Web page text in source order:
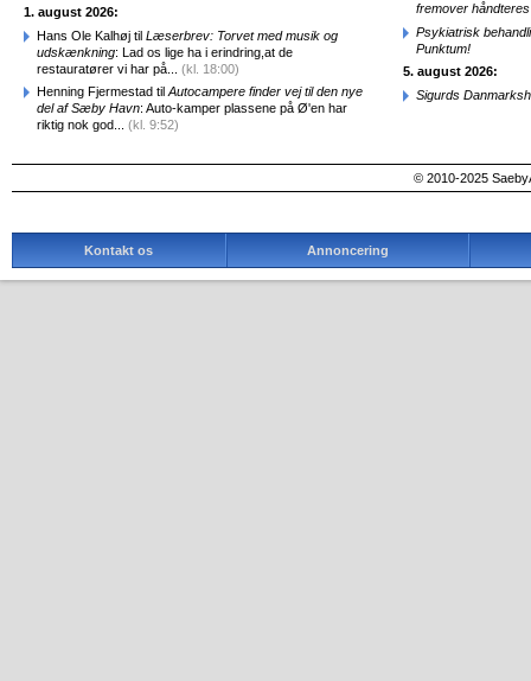
1. august 2026:
Hans Ole Kalhøj til Læserbrev: Torvet med musik og
udskænkning: Lad os lige ha i erindring,at de
restauratører vi har på... (kl. 18:00)
Henning Fjermestad til Autocampere finder vej til den nye
del af Sæby Havn: Auto-kamper plassene på Ø'en har
riktig nok god... (kl. 9:52)
fremover
Psykiatrisk
Punktum!
5. august 2026:
Sigurds
© 2010-2025
Kontakt os Annoncering